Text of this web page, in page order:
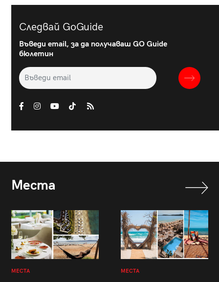
Следвай GoGuide
Въведи email, за да получаваш GO Guide
бюлетин
Места
МЕСТА МЕСТА